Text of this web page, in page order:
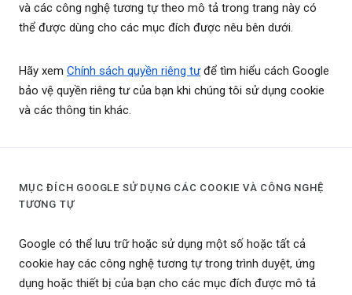
và các công nghệ tương tự theo mô tả trong trang này có
thể được dùng cho các mục đích được nêu bên dưới.
Hãy xem Chính sách quyền riêng tưđể tìm hiểu cách Google
bảo vệ quyền riêng tư của bạn khi chúng tôi sử dụng cookie
và các thông tin khác.
MỤC ĐÍCH GOOGLE SỬ DỤNG CÁC COOKIE VÀ CÔNG NGHỆ
TƯƠNG TỰ
Google có thể lưu trữ hoặc sử dụng một số hoặc tất cả
cookie hay các công nghệ tương tự trong trình duyệt, ứng
dụng hoặc thiết bị của bạn cho các mục đích được mô tả